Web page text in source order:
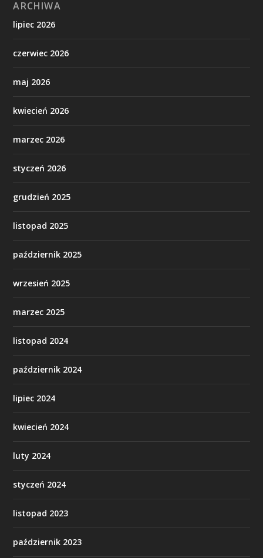
ARCHIWA
lipiec 2026
czerwiec 2026
maj 2026
kwiecień 2026
marzec 2026
styczeń 2026
grudzień 2025
listopad 2025
październik 2025
wrzesień 2025
marzec 2025
listopad 2024
październik 2024
lipiec 2024
kwiecień 2024
luty 2024
styczeń 2024
listopad 2023
październik 2023